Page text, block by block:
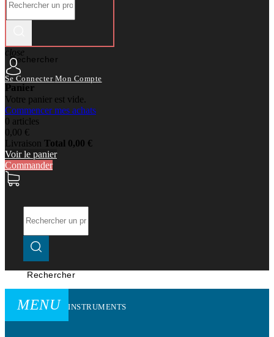
Rechercher
close
Se Connecter Mon Compte
Panier
Votre panier est vide.
Commencer mes achats
0 articles
0,00 €
Livraison Total 0,00 €
Voir le panier
Commander
Rechercher
MENU INSTRUMENTS